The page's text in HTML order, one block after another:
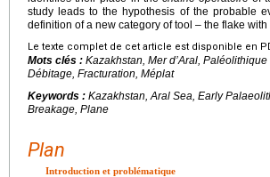
study leads to the hypothesis of the probable
definition of a new category of tool – the flake with
Le texte complet de cet article est disponible en
Mots clés : Kazakhstan, Mer d’Aral,
Débitage, Fracturation, Méplat
Keywords : Kazakhstan, Aral Sea, Early
Breakage, Plane
Plan
Introduction et problématique